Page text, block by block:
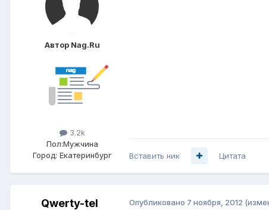
Автор Nag.Ru
3.2k
Пол:Мужчина
Город: Екатеринбург Вставить ник Цитата
Qwerty-tel Опубликовано 7 ноября, 2012